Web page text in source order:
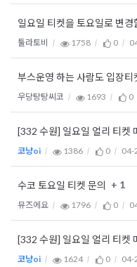
일요일 티켓을 토요일로 변경
툴라토비 1758 0
부스운영 하는 사람도 입장
우당탕탕씨코 1693 0
[332 수원] 일요일 얼리 티켓
코냥oi 1386 0 04-
수코 토요일 티켓 문의 + 1
뮤즈에요 1796 0
[332 수원] 일요일 얼리 티켓
코냥oi 1624 0 04-